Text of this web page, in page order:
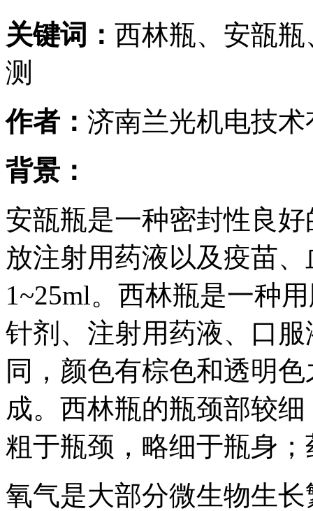
关键词： 西林瓶、安瓿
测
作者： 济南兰光机电技
背景：
安瓿瓶是一种密封性良
放注射用药液以及疫苗
1~25ml。西林瓶是一种
针剂、注射用药液、口
同，颜色有棕色和透明
成。西林瓶的瓶颈部较
粗于瓶颈，略细于瓶身
氧气是大部分微生物生